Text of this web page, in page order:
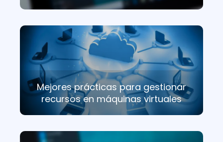
Mejores prácticas para gestionar
recursos en máquinas virtuales